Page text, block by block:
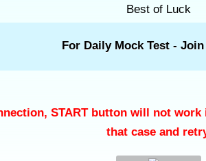
Best of Luck
For Daily Mock Test -Join
START button will not
that case and